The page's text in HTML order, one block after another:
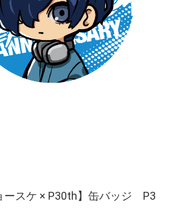
ースケ × P30th】缶バッジ P3